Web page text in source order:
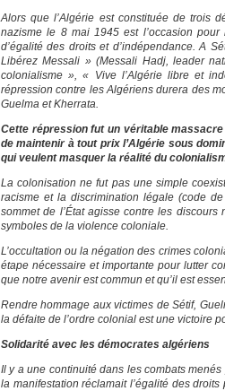
Alors que l’Algérie est constituée de trois
nazisme le 8 mai 1945 est l’occasion
d’égalité des droits et d’indépendance. A
Libérez Messali » (Messali Hadj, leader
colonialisme », « Vive l’Algérie libre et
répression contre les Algériens durera des
Guelma et Kherrata.
Cette répression fut un véritable
de maintenir à tout prix l’Algérie sous
qui veulent masquer la réalité du
La colonisation ne fut pas une simple
racisme et la discrimination légale (code
sommet de l’État agisse contre les
symboles de la violence coloniale.
L’occultation ou la négation des crimes
étape nécessaire et importante pour lutter
que notre avenir est commun et qu’il est
Rendre hommage aux victimes de Sétif,
la défaite de l’ordre colonial est une victoire
Solidarité avec les démocrates algériens
Il y a une continuité dans les combats
la manifestation réclamait l’égalité des